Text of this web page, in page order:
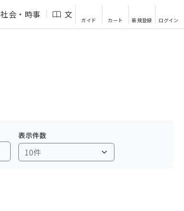
社会・時事 文芸・エッセイ
ガイド カート 新規登録 ログイン
表示件数